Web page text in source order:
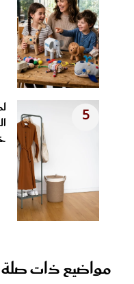
5
مواضيع ذات صلة